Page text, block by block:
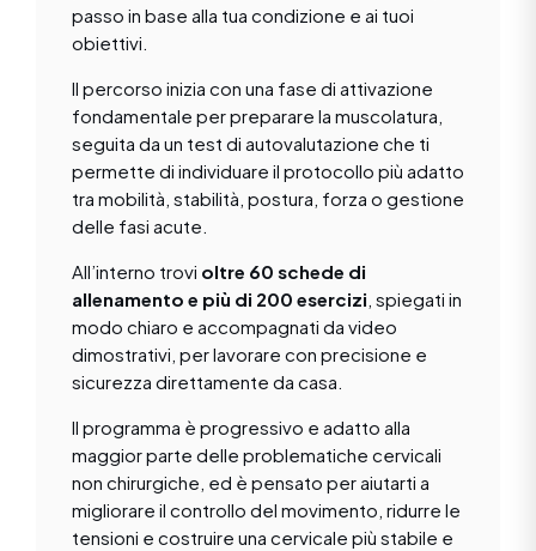
passo in base alla tua condizione e ai tuoi
obiettivi.
Il percorso inizia con una fase di attivazione
fondamentale per preparare la muscolatura,
seguita da un test di autovalutazione che ti
permette di individuare il protocollo più adatto
tra mobilità, stabilità, postura, forza o gestione
delle fasi acute.
All’interno trovi oltre 60 schede di
allenamento e più di 200 esercizi , spiegati in
modo chiaro e accompagnati da video
dimostrativi, per lavorare con precisione e
sicurezza direttamente da casa.
Il programma è progressivo e adatto alla
maggior parte delle problematiche cervicali
non chirurgiche, ed è pensato per aiutarti a
migliorare il controllo del movimento, ridurre le
tensioni e costruire una cervicale più stabile e